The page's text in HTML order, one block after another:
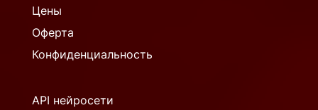
Цены
Оферта
Конфиденциальность
API нейросети